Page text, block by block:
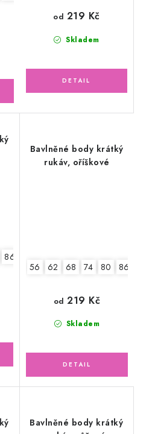
Skladem
od 219 Kč
86
Bavlněné body krátký
rukáv, oříškové
56 62 68 74 80 86
Skladem
od 219 Kč
Bavlněné body krátký